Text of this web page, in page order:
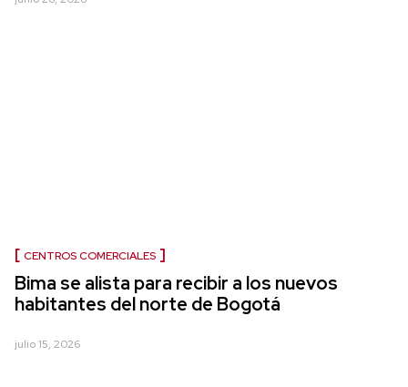
CENTROS COMERCIALES
Bima se alista para recibir a los nuevos
habitantes del norte de Bogotá
julio 15, 2026